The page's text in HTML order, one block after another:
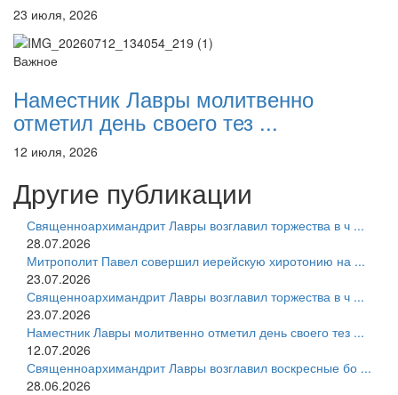
23 июля, 2026
Важное
Наместник Лавры молитвенно
отметил день своего тез ...
12 июля, 2026
Другие публикации
Священноархимандрит Лавры возглавил торжества в ч ...
28.07.2026
Митрополит Павел совершил иерейскую хиротонию на ...
23.07.2026
Священноархимандрит Лавры возглавил торжества в ч ...
23.07.2026
Наместник Лавры молитвенно отметил день своего тез ...
12.07.2026
Священноархимандрит Лавры возглавил воскресные бо ...
28.06.2026